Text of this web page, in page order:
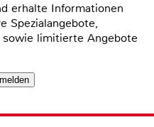
erhalte Informationen
Spezialangebote,
limitierte Angebote